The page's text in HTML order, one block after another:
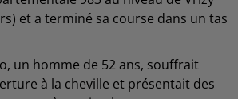
et a terminé sa course dans un tas
un homme de 52 ans, souffrait
à la cheville et présentait des